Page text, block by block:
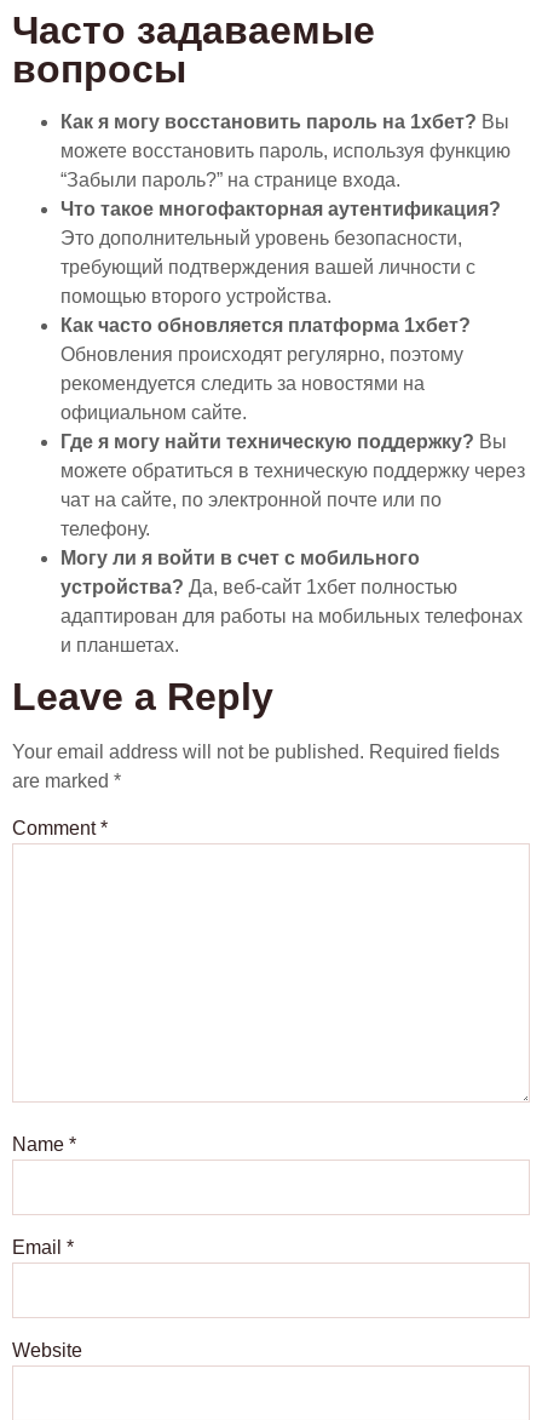
Часто задаваемые
вопросы
Как я могу восстановить пароль на 1хбет? Вы
можете восстановить пароль, используя функцию
“Забыли пароль?” на странице входа.
Что такое многофакторная аутентификация?
Это дополнительный уровень безопасности,
требующий подтверждения вашей личности с
помощью второго устройства.
Как часто обновляется платформа 1хбет?
Обновления происходят регулярно, поэтому
рекомендуется следить за новостями на
официальном сайте.
Где я могу найти техническую поддержку? Вы
можете обратиться в техническую поддержку через
чат на сайте, по электронной почте или по
телефону.
Могу ли я войти в счет с мобильного
устройства? Да, веб-сайт 1хбет полностью
адаптирован для работы на мобильных телефонах
и планшетах.
Leave a Reply
Your email address will not be published. Required fields
are marked *
Comment*
Name *
Email *
Website